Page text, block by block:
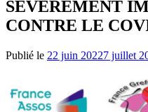
SÉVÈREMENT
CONTRE LE
Publié le 22 juin 20227 juillet